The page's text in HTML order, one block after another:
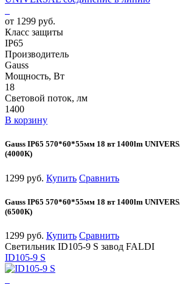
от 1299 руб.
Класс защиты
IP65
Производитель
Gauss
Мощность, Вт
18
Световой поток, лм
1400
В корзину
Gauss IP65 570*60*55мм 18 вт 1400lm
(4000К)
1299 руб. Купить Сравнить
Gauss IP65 570*60*55мм 18 вт 1400lm
(6500К)
1299 руб. Купить Сравнить
Светильник ID105-9 S завод FALDI
ID105-9 S